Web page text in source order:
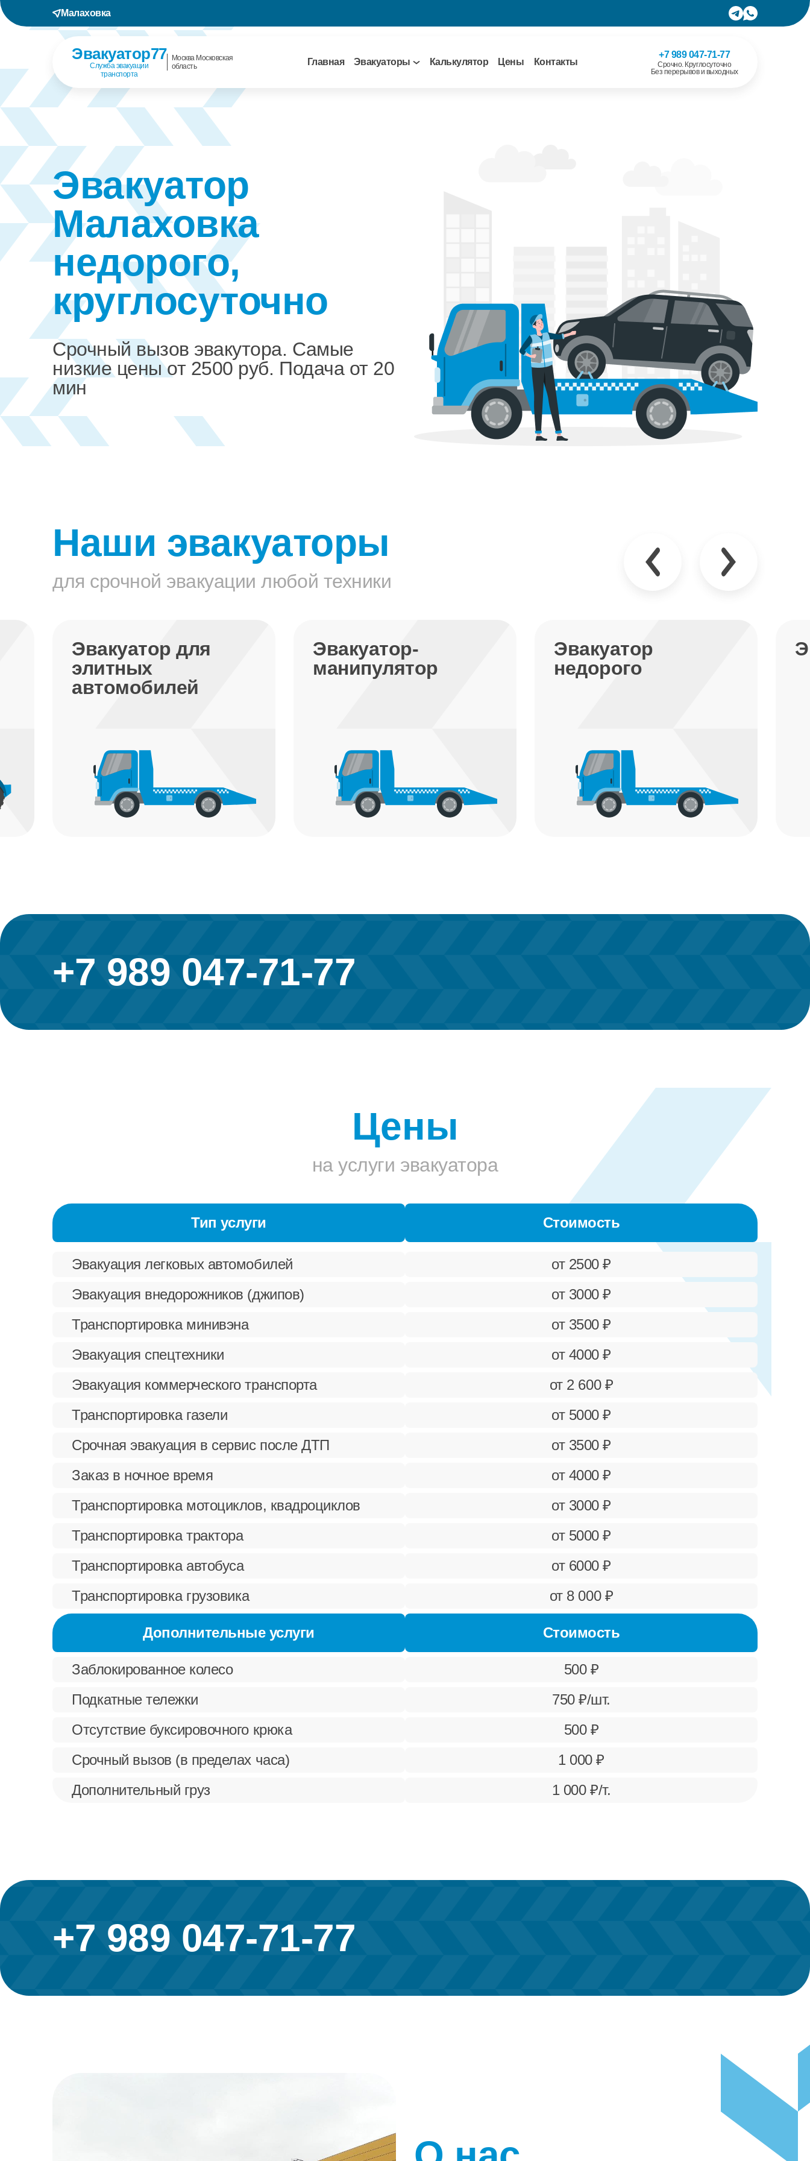
Малаховка
Эвакуатор77
Служба эвакуации
транспорта
Москва Московская
область
Главная Эвакуаторы Калькулятор Цены Контакты
+7 989 047-71-77
Срочно. Круглосуточно
Без перерывов и выходных
Эвакуатор
Малаховка
недорого,
круглосуточно
Срочный вызов эвакутора. Самые
низкие цены от 2500 руб. Подача от 20
мин
Наши эвакуаторы
для срочной эвакуации любой техники
Эвакуатор-
манипулятор
Эвакуатор
недорого
Эвакуатор срочно
+7 989 047-71-77
Цены
на услуги эвакуатора
Тип услуги Стоимость
Эвакуация легковых автомобилей
от 2500 ₽
Эвакуация внедорожников (джипов)
от 3000 ₽
Транспортировка минивэна
от 3500 ₽
Эвакуация спецтехники
от 4000 ₽
Эвакуация коммерческого транспорта
от 2 600 ₽
Транспортировка газели
от 5000 ₽
Срочная эвакуация в сервис после ДТП
от 3500 ₽
Заказ в ночное время
от 4000 ₽
Транспортировка мотоциклов, квадроциклов
от 3000 ₽
Транспортировка трактора
от 5000 ₽
Транспортировка автобуса
от 6000 ₽
Транспортировка грузовика
от 8 000 ₽
Дополнительные услуги Стоимость
Заблокированное колесо
500 ₽
Подкатные тележки
750 ₽/шт.
Отсутствие буксировочного крюка
500 ₽
Срочный вызов (в пределах часа)
1 000 ₽
Дополнительный груз
1 000 ₽/т.
+7 989 047-71-77